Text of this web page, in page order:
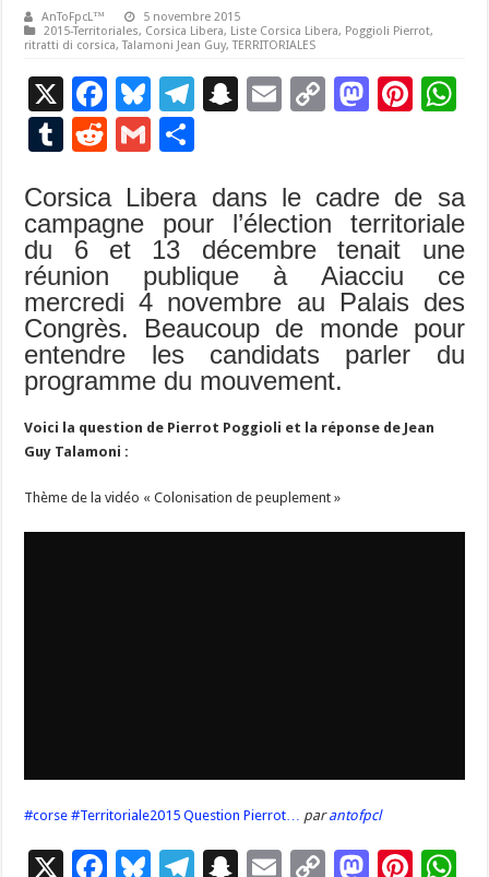
AnToFpcL™
5 novembre 2015
2015-Territoriales, Corsica Libera, Liste Corsica Libera, Poggioli Pierrot,
ritratti di corsica,Talamoni Jean Guy,TERRITORIALES
X
F
ac
e
b
o
o
k
Bl
u
es
ky
T
gr
a
m
S
p
c
h
at
E
l
C
y
Li
n
k
M
d
o
n
Pi
es
t
p
p
T
m
bl
r
R
d
di
t
G
ai
l
ta
g
er
Corsica Libera dans le cadre de sa
campagne pour l’élection territoriale
du 6 et 13 décembre tenait une
réunion publique à Aiacciu ce
mercredi 4 novembre au Palais des
Congrès. Beaucoup de monde pour
entendre les candidats parler du
programme du mouvement.
Voici la question de Pierrot Poggioli et la réponse de Jean
Guy Talamoni :
Thème de la vidéo « Colonisation de peuplement »
#corse #Territoriale2015 Question Pierrot… parantofpcl
X F Bl T S E C M Pi